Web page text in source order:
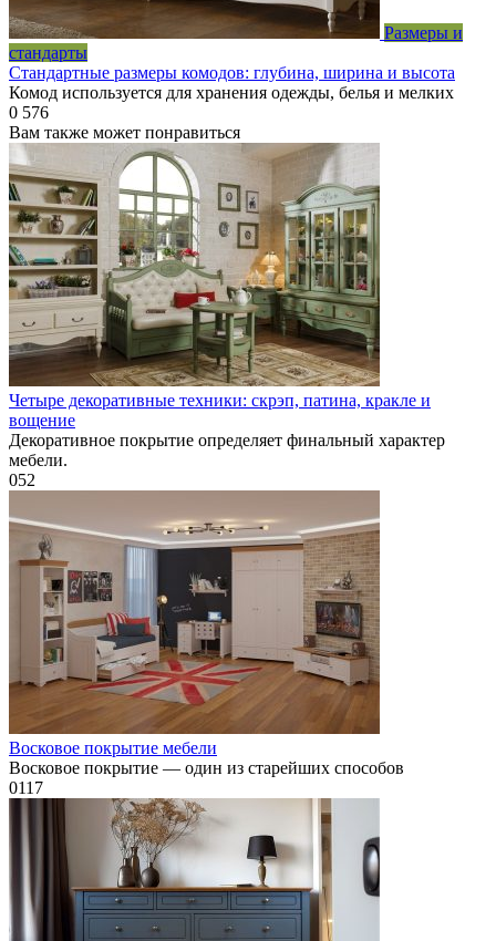
Размеры и
стандарты
Стандартные размеры комодов: глубина, ширина и высота
Комод используется для хранения одежды, белья и мелких
0 576
Вам также может понравиться
Четыре декоративные техники: скрэп, патина, кракле и
вощение
Декоративное покрытие определяет финальный характер
мебели.
052
Восковое покрытие мебели
Восковое покрытие — один из старейших способов
0117